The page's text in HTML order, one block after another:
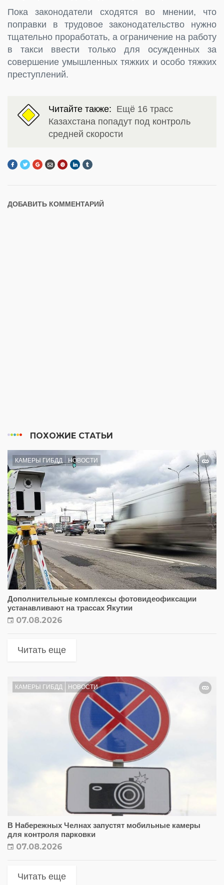
Пока законодатели сходятся во мнении, что
поправки в трудовое законодательство нужно
тщательно проработать, а ограничение на работу
в такси ввести только для осужденных за
совершение умышленных тяжких и особо тяжких
преступлений.
Читайте также: Ещё 16 трасс
Казахстана попадут под контроль
средней скорости
ДОБАВИТЬ КОММЕНТАРИЙ
ПОХОЖИЕ СТАТЬИ
КАМЕРЫ ГИБДД НОВОСТИ
Дополнительные комплексы фотовидеофиксации
устанавливают на трассах Якутии
07.08.2026
Читать еще
КАМЕРЫ ГИБДД НОВОСТИ
В Набережных Челнах запустят мобильные камеры
для контроля парковки
07.08.2026
Читать еще